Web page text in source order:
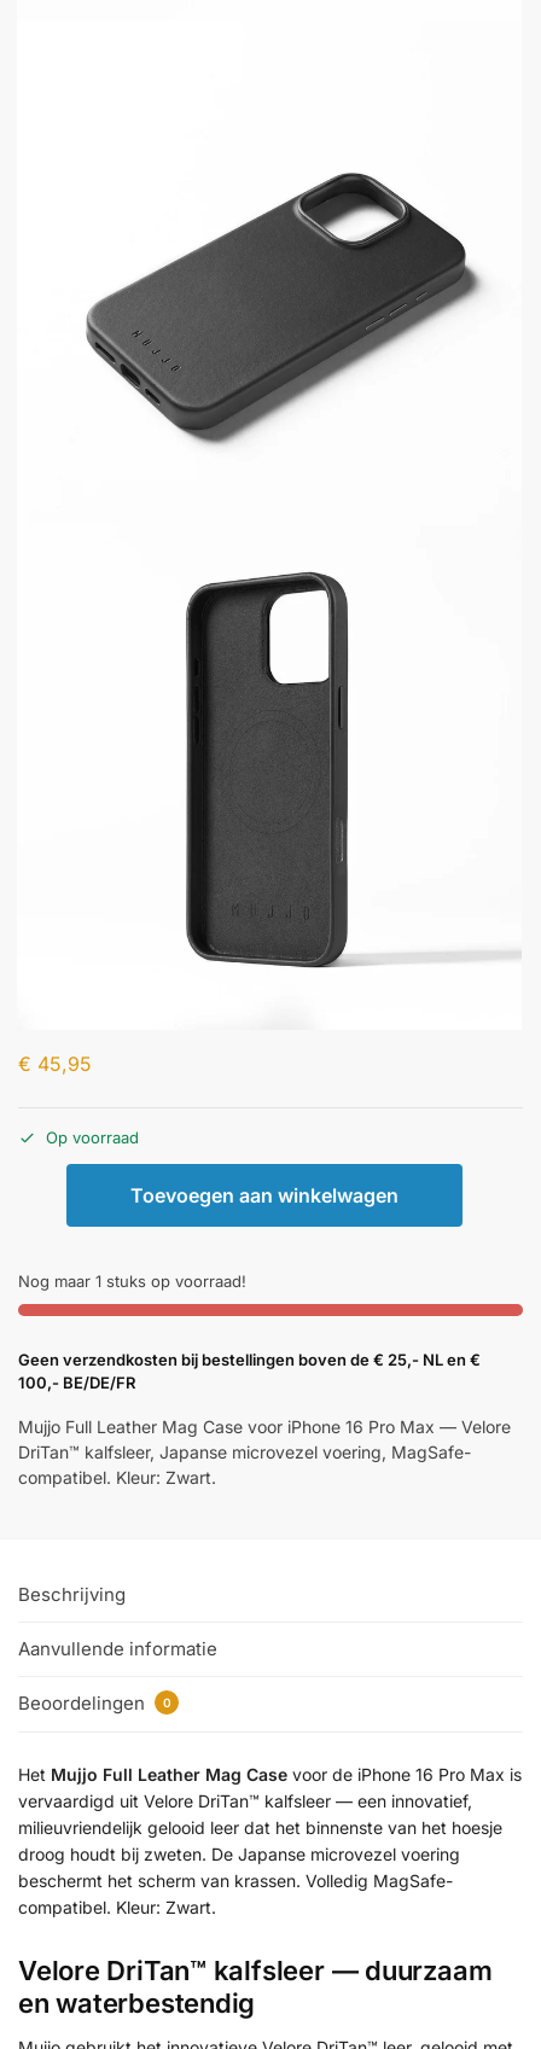
€ 45,95
Op voorraad
Toevoegen aan winkelwagen
Nog maar 1 stuks op voorraad!
Geen verzendkosten bij bestellingen boven de € 25,- NL en €
100,- BE/DE/FR
Mujjo Full Leather Mag Case voor iPhone 16 Pro Max — Velore
DriTan™ kalfsleer, Japanse microvezel voering, MagSafe-
compatibel. Kleur: Zwart.
Beschrijving
Aanvullende informatie
Beoordelingen 0
Het Mujjo Full Leather Mag Case voor de iPhone 16 Pro Max is
vervaardigd uit Velore DriTan™ kalfsleer — een innovatief,
milieuvriendelijk gelooid leer dat het binnenste van het hoesje
droog houdt bij zweten. De Japanse microvezel voering
beschermt het scherm van krassen. Volledig MagSafe-
compatibel. Kleur: Zwart.
Velore DriTan™ kalfsleer — duurzaam
en waterbestendig